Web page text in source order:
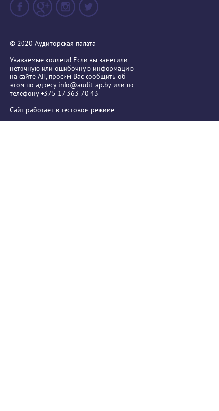
© 2020 Аудиторская палата
Уважаемые коллеги! Если вы заметили
неточную или ошибочную информацию
на сайте АП, просим Вас сообщить об
этом по адресу info@audit-ap.by или по
телефону +375 17 363 70 43
Сайт работает в тестовом режиме